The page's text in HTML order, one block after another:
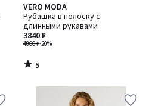
VERO MODA
Рубашка в полоску с
длинными рукавами
4800 ₽-20%
3840 ₽
5
/
5
5
/